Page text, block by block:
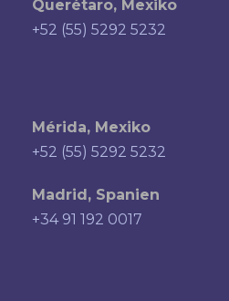
Querétaro, Mexiko
+52 (55) 5292 5232
Mérida, Mexiko
+52 (55) 5292 5232
Madrid, Spanien
+34 91 192 0017